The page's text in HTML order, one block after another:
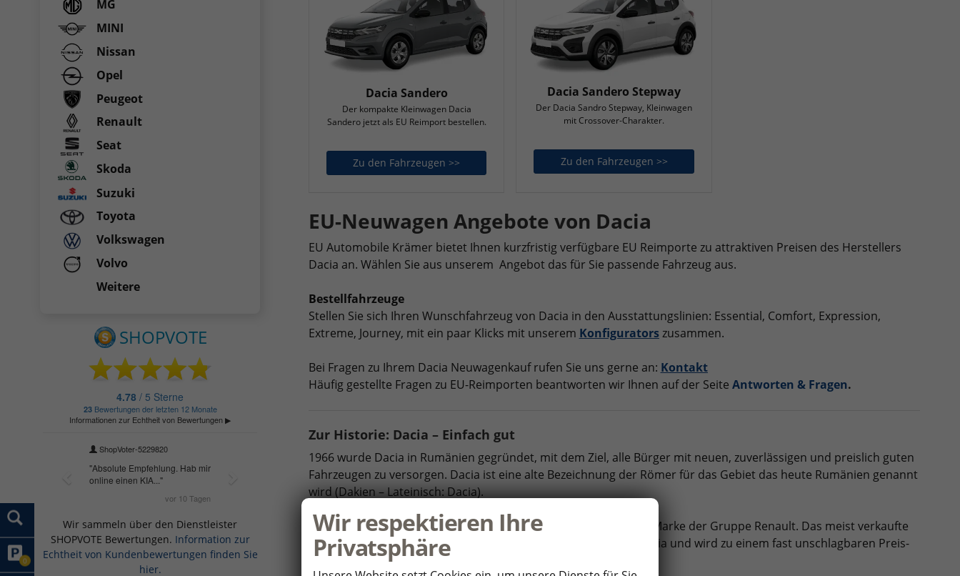
0
Dacia Sandero
Der kompakte Kleinwagen Dacia
Sandero jetzt als EU Reimport bestellen.
Zu den Fahrzeugen >>
Dacia Sandero Stepway
Der Dacia Sandro Stepway, Kleinwagen
mit Crossover-Charakter.
Zu den Fahrzeugen >>
EU-Neuwagen Angebote von Dacia
EU Automobile Krämer bietet Ihnen kurzfristig verfügbare EU Reimporte zu attraktiven Preisen des Herstellers
Dacia an. Wählen Sie aus unserem Angebot das für Sie passende Fahrzeug aus.
Bestellfahrzeuge
Stellen Sie sich Ihren Wunschfahrzeug von Dacia in den Ausstattungslinien: Essential, Comfort, Expression,
Extreme, Journey, mit ein paar Klicks mit unserem Konfiguratorszusammen.
Bei Fragen zu Ihrem Dacia Neuwagenkauf rufen Sie uns gerne an: Kontakt
Häufig gestellte Fragen zu EU-Reimporten beantworten wir Ihnen auf der Seite Antworten & Fragen.
Zur Historie: Dacia – Einfach gut
1966 wurde Dacia in Rumänien gegründet, mit dem Ziel, alle Bürger mit neuen, zuverlässigen und preislich guten
Fahrzeugen zu versorgen. Dacia ist eine alte Bezeichnung der Römer für das Gebiet das heute Rumänien genannt
wird (Dakien – Lateinisch: Dacia).
1999 wurde Dacia von Renault übernommen und ist heute eine Marke der Gruppe Renault. Das meist verkaufte
Model von Dacia ist der Sandero. Der Duster ist der SUV von Dacia und wird zu einem fast unschlagbaren Preis-
Leistungsverhältnis angeboten.
MG
MINI
Nissan
Opel
Peugeot
Renault
Seat
Skoda
Suzuki
Toyota
Volkswagen
Volvo
Weitere
Wir sammeln über den Dienstleister
SHOPVOTE Bewertungen. Information zur
Echtheit von Kundenbewertungen finden Sie
hier.
Wir respektieren Ihre
Privatsphäre